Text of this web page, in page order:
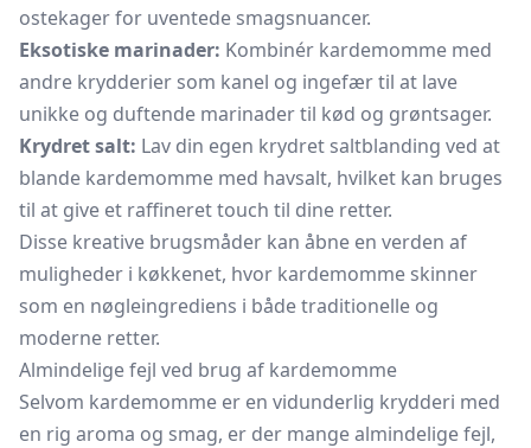
ostekager for uventede smagsnuancer.
Eksotiske marinader: Kombinér kardemomme med
andre krydderier som kanel og ingefær til at lave
unikke og duftende marinader til kød og grøntsager.
Krydret salt: Lav din egen krydret saltblanding ved at
blande kardemomme med havsalt, hvilket kan bruges
til at give et raffineret touch til dine retter.
Disse kreative brugsmåder kan åbne en verden af
muligheder i køkkenet, hvor kardemomme skinner
som en nøgleingrediens i både traditionelle og
moderne retter.
Almindelige fejl ved brug af kardemomme
Selvom kardemomme er en vidunderlig krydderi med
en rig aroma og smag, er der mange almindelige fejl,